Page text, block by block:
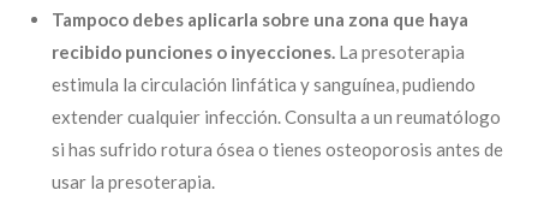
Tampoco debes aplicarla sobre una zona que haya
recibido punciones o inyecciones. La presoterapia
estimula la circulación linfática y sanguínea, pudiendo
extender cualquier infección. Consulta a un reumatólogo
si has sufrido rotura ósea o tienes osteoporosis antes de
usar la presoterapia.